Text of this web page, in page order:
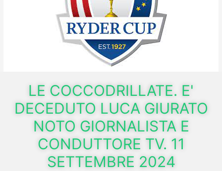
LE COCCODRILLATE. E'
DECEDUTO LUCA GIURATO
NOTO GIORNALISTA E
CONDUTTORE TV. 11
SETTEMBRE 2024